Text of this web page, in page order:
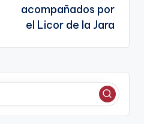
acompañados por
el Licor de la Jara